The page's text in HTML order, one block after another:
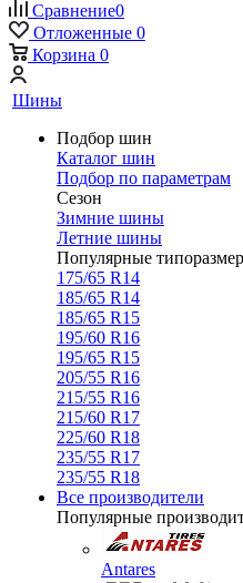
Сравнение0
Отложенные 0
Корзина 0
Шины
Подбор шин
Каталог шин
Подбор по параметрам
Сезон
Зимние шины
Летние шины
Популярные
175/65 R14
185/65 R14
185/65 R15
195/60 R16
195/65 R15
205/55 R16
215/55 R16
215/60 R17
225/60 R18
235/55 R17
235/55 R18
Все производители
Популярные
Antares